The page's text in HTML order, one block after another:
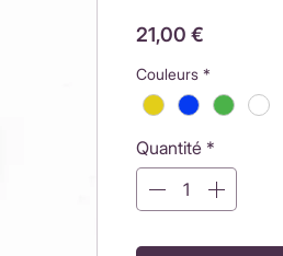
21,00 €
Couleurs *
Quantité *